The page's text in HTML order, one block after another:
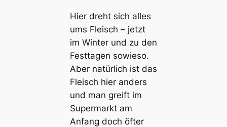
Hier dreht sich alles
ums Fleisch – jetzt
im Winter und zu den
Festtagen sowieso.
Aber natürlich ist das
Fleisch hier anders
und man greift im
Supermarkt am
Anfang doch öfter